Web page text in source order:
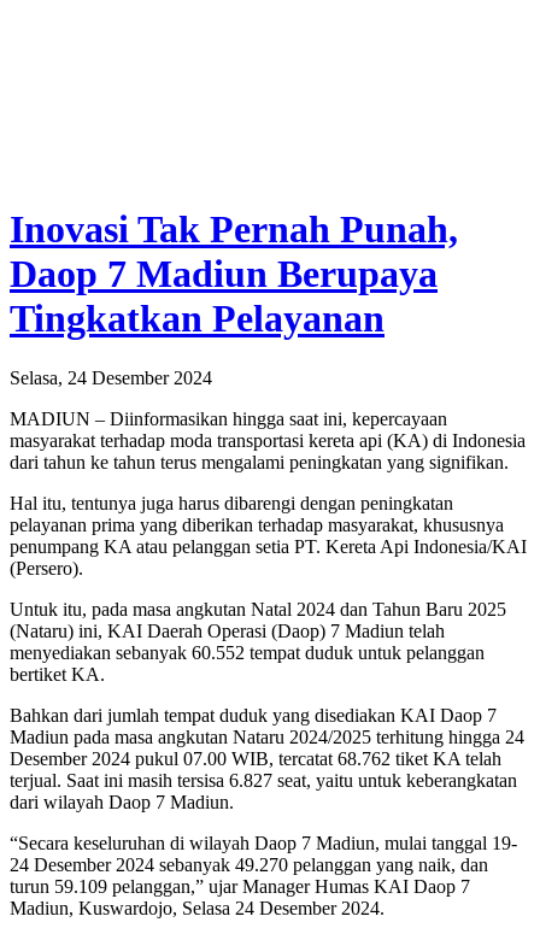
Inovasi Tak Pernah Punah,
Daop 7 Madiun Berupaya
Tingkatkan Pelayanan
Selasa, 24 Desember 2024
MADIUN – Diinformasikan hingga saat ini, kepercayaan
masyarakat terhadap moda transportasi kereta api (KA) di Indonesia
dari tahun ke tahun terus mengalami peningkatan yang signifikan.
Hal itu, tentunya juga harus dibarengi dengan peningkatan
pelayanan prima yang diberikan terhadap masyarakat, khususnya
penumpang KA atau pelanggan setia PT. Kereta Api Indonesia/KAI
(Persero).
Untuk itu, pada masa angkutan Natal 2024 dan Tahun Baru 2025
(Nataru) ini, KAI Daerah Operasi (Daop) 7 Madiun telah
menyediakan sebanyak 60.552 tempat duduk untuk pelanggan
bertiket KA.
Bahkan dari jumlah tempat duduk yang disediakan KAI Daop 7
Madiun pada masa angkutan Nataru 2024/2025 terhitung hingga 24
Desember 2024 pukul 07.00 WIB, tercatat 68.762 tiket KA telah
terjual. Saat ini masih tersisa 6.827 seat, yaitu untuk keberangkatan
dari wilayah Daop 7 Madiun.
“Secara keseluruhan di wilayah Daop 7 Madiun, mulai tanggal 19-
24 Desember 2024 sebanyak 49.270 pelanggan yang naik, dan
turun 59.109 pelanggan,” ujar Manager Humas KAI Daop 7
Madiun, Kuswardojo, Selasa 24 Desember 2024.